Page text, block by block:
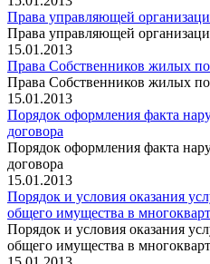
Права управляющей
Права управляющей
15.01.2013
Права Собственников жилых
Права Собственников жилых
15.01.2013
Порядок оформления факта
договора
Порядок оформления факта
договора
15.01.2013
Порядок и условия оказания
общего имущества в
Порядок и условия оказания
общего имущества в